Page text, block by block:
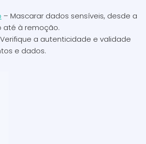
– Mascarar dados sensíveis, desde a
até à remoção.
a autenticidade e validade
e dados.